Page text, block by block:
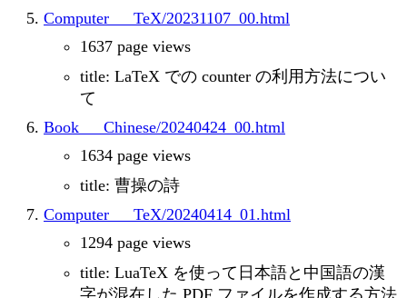
Computer___TeX/20231107_00.html
1637 page views
title: LaTeX での counter の利用方法につい
て
Book___Chinese/20240424_00.html
1634 page views
title: 曹操の詩
Computer___TeX/20240414_01.html
1294 page views
title: LuaTeX を使って日本語と中国語の漢